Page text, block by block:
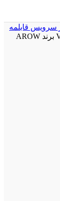
سرویس قابلمه